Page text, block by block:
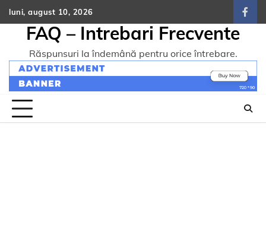
Skip
to
content
luni, august 10, 2026
FAQ – Intrebari Frecvente
Răspunsuri la îndemână pentru orice întrebare.